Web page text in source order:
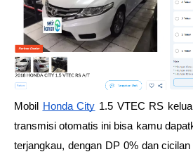
Mobil Honda City 1.5 VTEC RS
transmisi otomatis ini bisa kamu
terjangkau, dengan DP 0% dan